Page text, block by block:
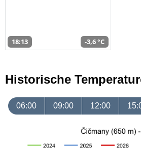
18:13 -3,6 °C
Historische
06:00 09:00 12:00